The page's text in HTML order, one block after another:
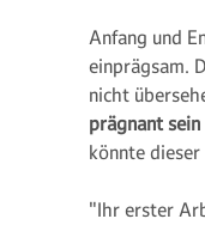
Anfang und
einprägsam.
nicht
prägnant
könnte
"Ihr erster